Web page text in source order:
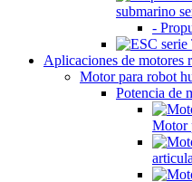
submarino
-
Aplicaciones de motores
Motor para robot
Potencia de
Motor